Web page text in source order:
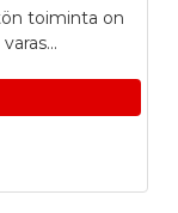
toiminta on